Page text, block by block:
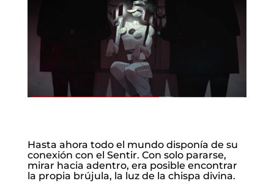
Hasta ahora todo el mundo disponía de su
conexión con el Sentir. Con solo pararse,
mirar hacia adentro, era posible encontrar
la propia brújula, la luz de la chispa divina.